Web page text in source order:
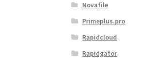
Novafile
Primeplus.pro
Rapidcloud
Rapidgator